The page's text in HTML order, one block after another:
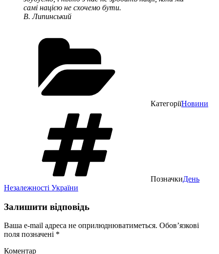
самі нацією не схочемо бути.
В. Липинський
КатегоріїНовини
ПозначкиДень
Незалежності України
Залишити відповідь
Ваша e-mail адреса не оприлюднюватиметься. Обов’язкові
поля позначені *
Коментар